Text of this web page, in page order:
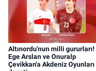
Altınordu'nun milli gururları!
Ege Arslan ve Onuralp
Çevikkan'a Akdeniz Oyunları